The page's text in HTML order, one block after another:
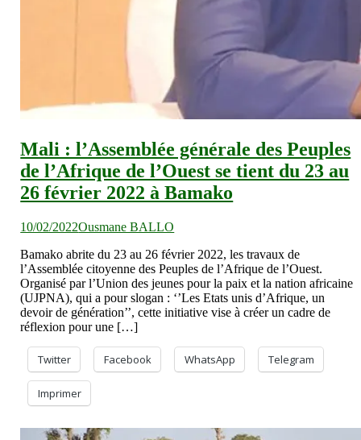
Mali : l’Assemblée générale des Peuples
de l’Afrique de l’Ouest se tient du 23 au
26 février 2022 à Bamako
10/02/2022Ousmane BALLO
Bamako abrite du 23 au 26 février 2022, les travaux de
l’Assemblée citoyenne des Peuples de l’Afrique de l’Ouest.
Organisé par l’Union des jeunes pour la paix et la nation africaine
(UJPNA), qui a pour slogan : ‘’Les Etats unis d’Afrique, un
devoir de génération’’, cette initiative vise à créer un cadre de
réflexion pour une […]
Twitter Facebook WhatsApp Telegram
Imprimer